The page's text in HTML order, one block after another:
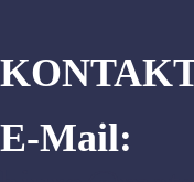
E-Mail: